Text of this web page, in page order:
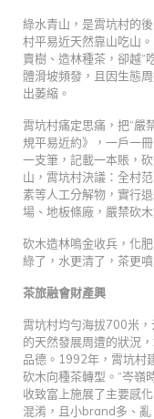
綠水青山，是霄坑村的
村平易近天然靠山吃山
賣樹、造林種茶，卻越“
體滑坡頻發，且因生態
出萎縮。
霄坑村痛定思痛，把“嚴
規平易近約》，一戶一
一支筆，記載一本賬，
山，霄坑村決議：全村
素等人工分解物，實行
場、地板條廠，嚴禁砍木
砍木造林鳴金收兵，化
綠了，水更清了，茶更噴
茶旅融會財產興
霄坑村均勻海拔700米
的天然發展周遭的狀況
品德。1992年，霄坑村
砍木向種茶轉型。“岑嶺
收致富上施展了主要感
混淆，且小brand多、